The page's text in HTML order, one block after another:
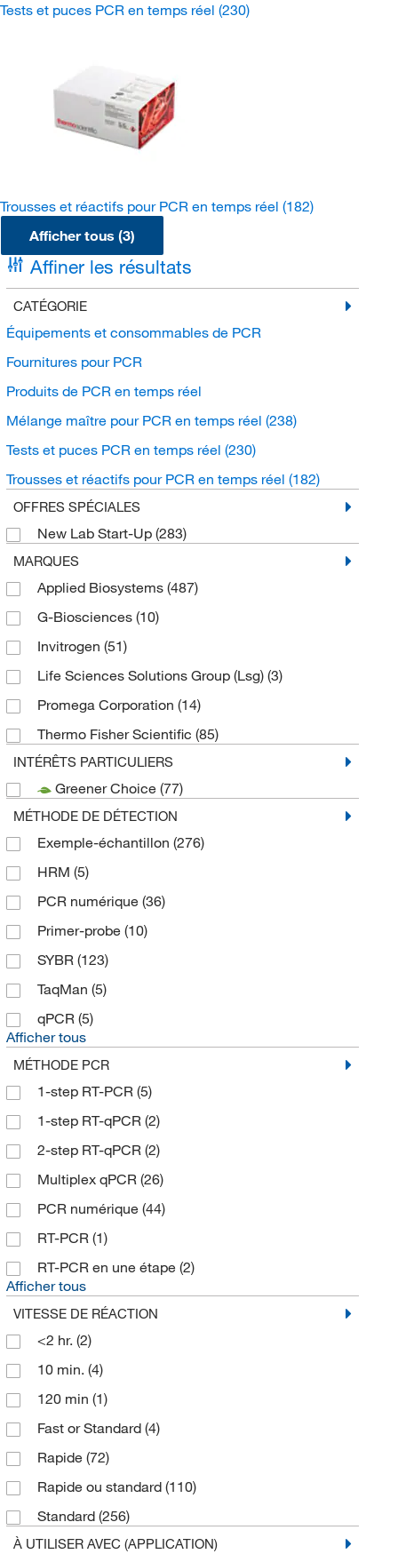
Tests et puces PCR en temps réel (230)
Trousses et réactifs pour PCR en temps réel (182)
Afficher tous (3)
Affiner les résultats
CATÉGORIE
Équipements et consommables de PCR
Fournitures pour PCR
Produits de PCR en temps réel
Mélange maître pour PCR en temps réel (238)
Tests et puces PCR en temps réel (230)
Trousses et réactifs pour PCR en temps réel (182)
OFFRES SPÉCIALES
New Lab Start-Up (283)
MARQUES
Applied Biosystems (487)
G-Biosciences (10)
Invitrogen (51)
Life Sciences Solutions Group (Lsg) (3)
Promega Corporation (14)
Thermo Fisher Scientific (85)
INTÉRÊTS PARTICULIERS
Greener Choice (77)
MÉTHODE DE DÉTECTION
Exemple-échantillon (276)
HRM (5)
PCR numérique (36)
Primer-probe (10)
SYBR (123)
TaqMan (5)
qPCR (5)
Afficher tous
MÉTHODE PCR
1-step RT-PCR (5)
1-step RT-qPCR (2)
2-step RT-qPCR (2)
Multiplex qPCR (26)
PCR numérique (44)
RT-PCR (1)
RT-PCR en une étape (2)
Afficher tous
VITESSE DE RÉACTION
<2 hr. (2)
10 min. (4)
120 min (1)
Fast or Standard (4)
Rapide (72)
Rapide ou standard (110)
Standard (256)
À UTILISER AVEC (APPLICATION)